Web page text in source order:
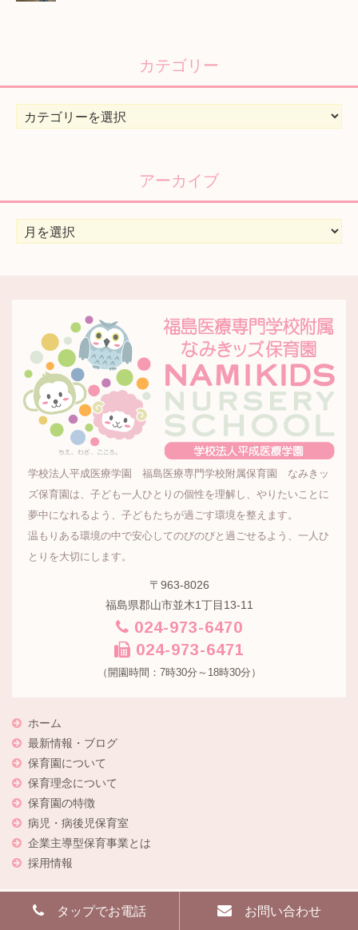
カテゴリー
カ
ー
アーカイブ
学校法人平成医療学園 福島医療専門学校附属保育園 なみきッ
ズ保育園は、子ども一人ひとりの個性を理解し、やりたいことに
夢中になれるよう、子どもたちが過ごす環境を整えます。
温もりある環境の中で安心してのびのびと過ごせるよう、一人ひ
とりを大切にします。
〒963-8026
福島県郡山市並木1丁目13-11
024-973-6470
024-973-6471
（開園時間：7時30分～18時30分）
ホーム
最新情報・ブログ
保育園について
保育理念について
保育園の特徴
病児・病後児保育室
企業主導型保育事業とは
採用情報
タップでお電話 お問い合わせ
Copyright © 2026
なみきッズ保育園